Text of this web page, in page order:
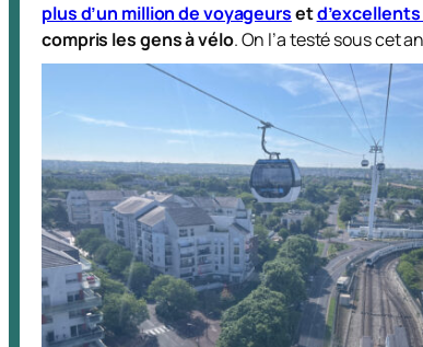
plus d’un million de voyageurset
compris les gens à vélo. On l’a testé sous cet